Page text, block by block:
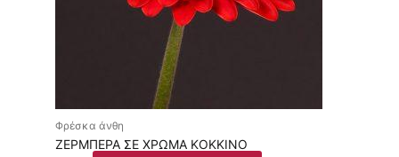
Φρέσκα άνθη
ΖΈΡΜΠΕΡΑ ΣΕ ΧΡΏΜΑ ΚΌΚΚΙΝΟ